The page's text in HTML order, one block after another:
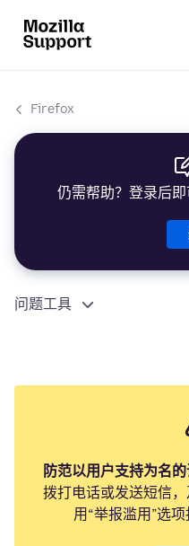
Firefox
仍需帮助？登录后即
问题工具
防范以用户支持为名的
拨打电话或发送短信
用“举报滥用”选